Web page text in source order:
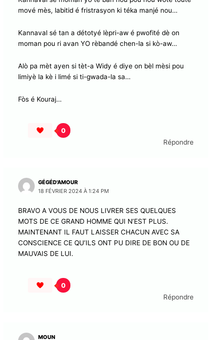
mové mès, labitid é fristrasyon ki téka manjé nou…
Kannaval sé tan a détotyé lèpri-aw é pwofité dè on
moman pou ri avan YO rèbandé chen-la si kò-aw…
Alò pa mèt ayen si tèt-a Widy é diye on bèl mèsi pou
limiyè la kè i limé si ti-gwada-la sa…
Fòs é Kouraj…
0
Répondre
GÉGÉD'AMOUR
18 FÉVRIER 2024 À 1:24 PM
BRAVO A VOUS DE NOUS LIVRER SES QUELQUES
MOTS DE CE GRAND HOMME QUI N’EST PLUS.
MAINTENANT IL FAUT LAISSER CHACUN AVEC SA
CONSCIENCE CE QU’ILS ONT PU DIRE DE BON OU DE
MAUVAIS DE LUI.
0
Répondre
MOUN